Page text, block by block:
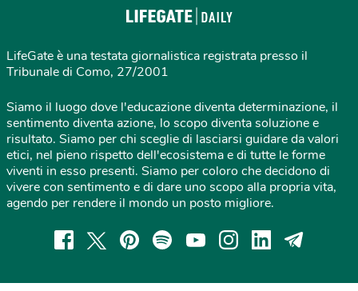
LifeGate è una testata giornalistica registrata presso il
Tribunale di Como, 27/2001
Siamo il luogo dove l'educazione diventa determinazione, il
sentimento diventa azione, lo scopo diventa soluzione e
risultato. Siamo per chi sceglie di lasciarsi guidare da valori
etici, nel pieno rispetto dell'ecosistema e di tutte le forme
viventi in esso presenti. Siamo per coloro che decidono di
vivere con sentimento e di dare uno scopo alla propria vita,
agendo per rendere il mondo un posto migliore.